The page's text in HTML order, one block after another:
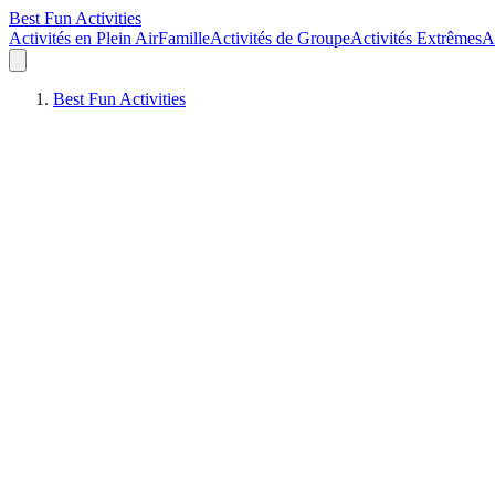
Best Fun Activities
Activités en Plein AirFamilleActivités de GroupeActivités Extrêmes
Best Fun Activities